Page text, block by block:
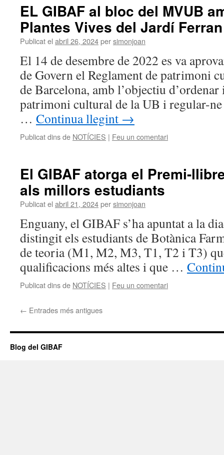
EL GIBAF al bloc del MVUB
Plantes Vives del Jardí
Publicat el abril 26, 2024persimonjoan
El 14 de desembre de 2022 es va
de Govern el Reglament de patrimoni
de Barcelona, amb l’objectiu
patrimoni cultural de la UB i regular-
… Continua llegint →
Publicat dins de NOTÍCIES | Feu un comentari
El GIBAF atorga el Premi-
als millors estudiants
Publicat el abril 21, 2024persimonjoan
Enguany, el GIBAF s’ha apuntat a la
distingit els estudiants de Botànica
de teoria (M1, M2, M3, T1, T2 i T3)
qualificacions més altes i que …
Publicat dins de NOTÍCIES | Feu un comentari
← Entrades més antigues
Blog del GIBAF